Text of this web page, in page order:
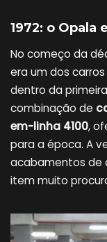
1972: o Opala
No começo da
era um dos
dentro da
combinação de
em-linha 4100,
para a época. A
acabamentos de
item muito